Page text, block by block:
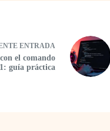
ENTRADA
el comando
guía práctica